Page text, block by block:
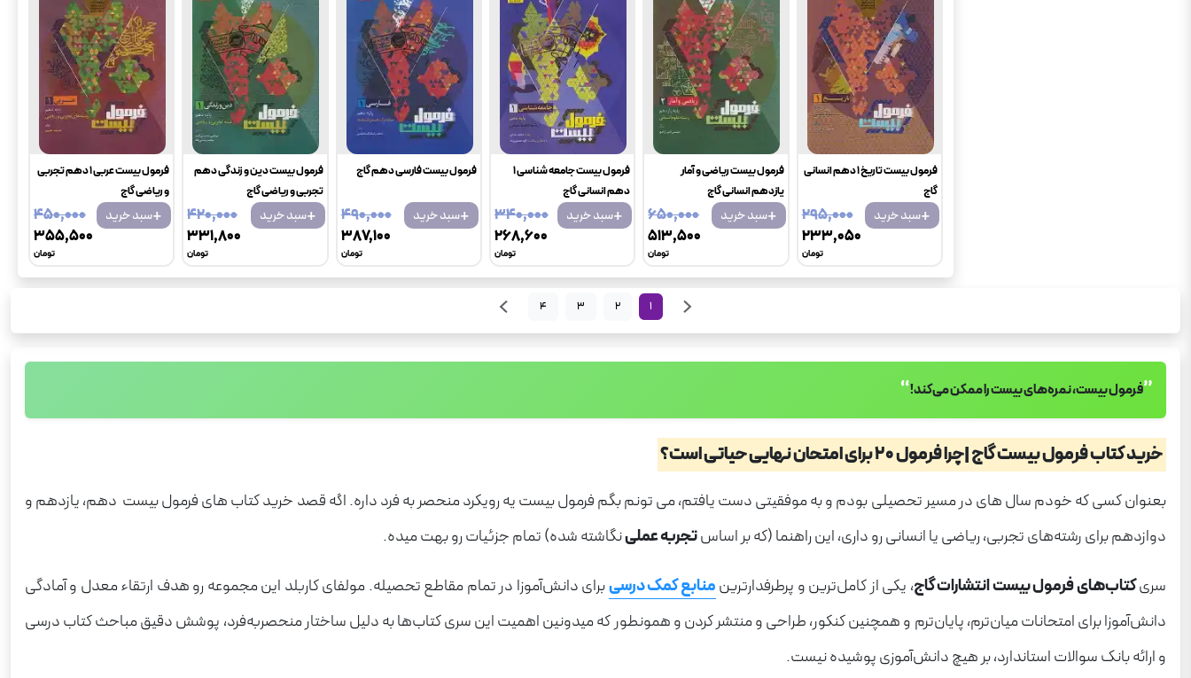
فرمول بیست تاریخ 1 دهم انسانی
گاج
+سبد خرید
۲۹۵٬۰۰۰
۲۳۳٬۰۵۰
تومان
فرمول بیست ریاضی و آمار
یازدهم انسانی گاج
+سبد خرید
۶۵۰٬۰۰۰
۵۱۳٬۵۰۰
تومان
فرمول بیست جامعه شناسی 1
دهم انسانی گاج
+سبد خرید
۳۴۰٬۰۰۰
۲۶۸٬۶۰۰
تومان
فرمول بیست فارسی دهم گاج
+سبد خرید
۴۹۰٬۰۰۰
۳۸۷٬۱۰۰
تومان
فرمول بیست دین و زندگی دهم
تجربی و ریاضی گاج
+سبد خرید
۴۲۰٬۰۰۰
۳۳۱٬۸۰۰
تومان
فرمول بیست عربی 1 دهم تجربی
و ریاضی گاج
+سبد خرید
۴۵۰٬۰۰۰
۳۵۵٬۵۰۰
تومان
1
2
3
4
”فرمول بیست، نمره‌های بیست را ممکن می‌کند!“
خرید کتاب فرمول بیست گاج |چرا فرمول 20 برای امتحان نهایی حیاتی است؟
بعنوان کسی که خودم سال های در مسیر تحصیلی بودم و به موفقیتی دست یافتم، می تونم بگم فرمول بیست یه رویکرد منحصر به فرد داره. اگه قصد خرید کتاب های فرمول بیست دهم، یازدهم و
دوازدهم برای رشته‌های تجربی، ریاضی یا انسانی رو داری، این راهنما (که بر اساستجربه عملینگاشته شده) تمام جزئیات رو بهت میده.
سریکتاب‌های فرمول بیست انتشارات گاج، یکی از کامل‌ترین و پرطرفدارترینمنابع کمک درسیبرای دانش‌آموزا در تمام مقاطع تحصیله. مولفای کاربلد این مجموعه رو هدف ارتقاء معدل و آمادگی
دانش‌آموزا برای امتحانات میان‌ترم، پایان‌ترم و همچنین کنکور، طراحی و منتشر کردن و همونطور که میدونین اهمیت این سری کتاب‌ها به دلیل ساختار منحصربه‌فرد، پوشش دقیق مباحث کتاب درسی
و ارائه بانک سوالات استاندارد، بر هیچ دانش‌آموزی پوشیده نیست.